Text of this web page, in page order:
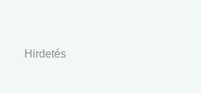
Hirdetés